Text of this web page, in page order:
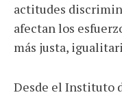
actitudes
afectan los
más justa,
Desde el Instituto